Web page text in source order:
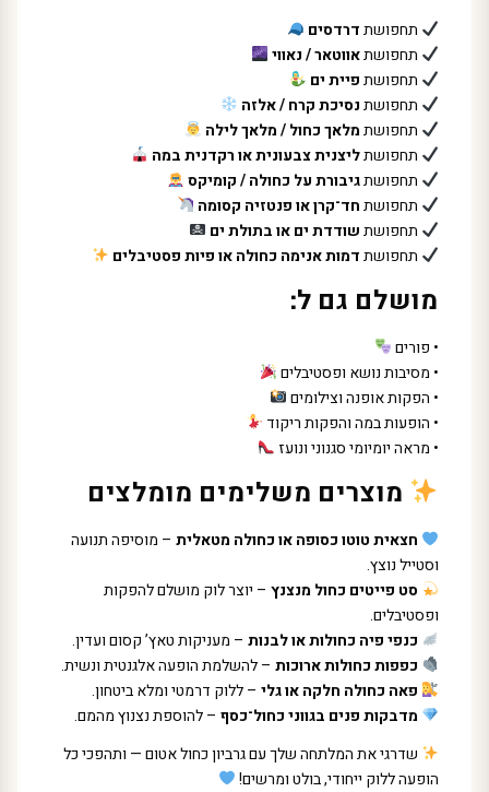
תחפושתדרדסים
תחפושתאווטאר / נאווי
תחפושתפיית ים
תחפושתנסיכת קרח / אלזה
תחפושתמלאך כחול / מלאך לילה
תחפושתליצנית צבעונית או רקדנית במה
תחפושתגיבורת על כחולה / קומיקס
תחפושתחד־קרן או פנטזיה קסומה
תחפושתשודדת ים או בתולת ים
תחפושתדמות אנימה כחולה או פיות פסטיבלים
מושלם גם ל:
• פורים
• מסיבות נושא ופסטיבלים
• הפקות אופנה וצילומים
• הופעות במה והפקות ריקוד
• מראה יומיומי סגנוני ונועז
מוצרים משלימים מומלצים
חצאית טוטו כסופה או כחולה מטאלית– מוסיפה תנועה
וסטייל נוצץ.
סט פייטים כחול מנצנץ– יוצר לוק מושלם להפקות
ופסטיבלים.
כנפי פיה כחולות או לבנות– מעניקות טאץ’ קסום ועדין.
כפפות כחולות ארוכות– להשלמת הופעה אלגנטית ונשית.
פאה כחולה חלקה או גלי– ללוק דרמטי ומלא ביטחון.
מדבקות פנים בגווני כחול־כסף– להוספת נצנוץ מהמם.
שדרגי את המלתחה שלך עם גרביון כחול אטום — ותהפכי כל
הופעה ללוק ייחודי, בולט ומרשים!